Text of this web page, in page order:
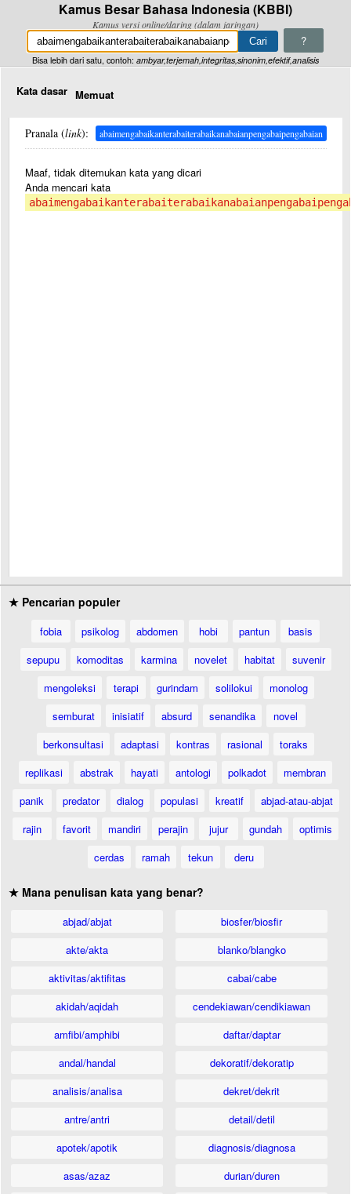
Kamus Besar Bahasa Indonesia (KBBI)
Kamus versi online/daring (dalam jaringan)
?
Bisa lebih dari satu, contoh: ambyar,terjemah,integritas,sinonim,efektif,analisis
Kata dasar Memuat
Pranala (link): abaimengabaikanterabaiterabaikanabaianpengabaipengabaian
Maaf, tidak ditemukan kata yang dicari
Anda mencari kata
★ Pencarian populer
fobia psikolog abdomen hobi pantun
basis
sepupu
komoditas karmina novelet habitat
suvenir
mengoleksi
terapi gurindam solilokui
monolog
semburat
inisiatif absurd senandika
novel
berkonsultasi
adaptasi kontras rasional
toraks
replikasi
abstrak hayati antologi polkadot
membran
panik
predator dialog populasi kreatif
abjad-atau-abjat
rajin
favorit mandiri perajin jujur gundah
optimis
cerdas
ramah tekun deru
★ Mana penulisan kata yang benar?
abjad/abjat
akte/akta
aktivitas/aktifitas
akidah/aqidah
amfibi/amphibi
andal/handal
analisis/analisa
antre/antri
apotek/apotik
asas/azaz
biosfer/biosfir
blanko/blangko
cabai/cabe
cendekiawan/cendikiawan
daftar/daptar
dekoratif/dekoratip
dekret/dekrit
detail/detil
diagnosis/diagnosa
durian/duren